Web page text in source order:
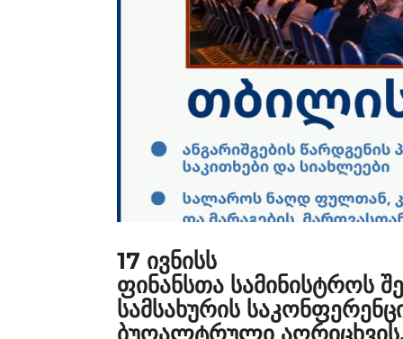
17 ივნისს
ფინანსთა სამინისტროს
სამსახურის
ბუღალტრული აღრიცხვის,